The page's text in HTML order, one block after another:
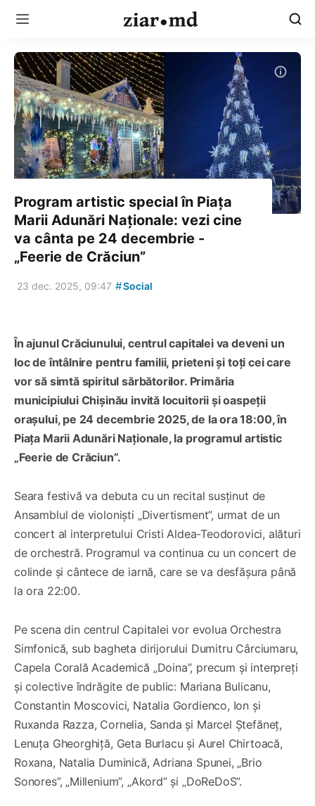
Program artistic special în Piața
Marii Adunări Naționale: vezi cine
va cânta pe 24 decembrie -
„Feerie de Crăciun”
23 dec. 2025, 09:47 #Social
În ajunul Crăciunului, centrul capitalei va deveni un
loc de întâlnire pentru familii, prieteni și toți cei care
vor să simtă spiritul sărbătorilor. Primăria
municipiului Chișinău invită locuitorii și oaspeții
orașului, pe 24 decembrie 2025, de la ora 18:00, în
Piața Marii Adunări Naționale, la programul artistic
„Feerie de Crăciun”.
Seara festivă va debuta cu un recital susținut de
Ansamblul de violoniști „Divertisment”, urmat de un
concert al interpretului Cristi Aldea-Teodorovici, alături
de orchestră. Programul va continua cu un concert de
colinde și cântece de iarnă, care se va desfășura până
la ora 22:00.
Pe scena din centrul Capitalei vor evolua Orchestra
Simfonică, sub bagheta dirijorului Dumitru Cârciumaru,
Capela Corală Academică „Doina”, precum și interpreți
și colective îndrăgite de public: Mariana Bulicanu,
Constantin Moscovici, Natalia Gordienco, Ion și
Ruxanda Razza, Cornelia, Sanda și Marcel Ștefăneț,
Lenuța Gheorghiță, Geta Burlacu și Aurel Chirtoacă,
Roxana, Natalia Duminică, Adriana Spunei, „Brio
Sonores”, „Millenium”, „Akord” și „DoReDoS”.